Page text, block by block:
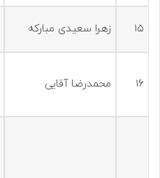
۱۵ زهرا سعیدی مبارکه
۱۶ محمدرضا آقایی